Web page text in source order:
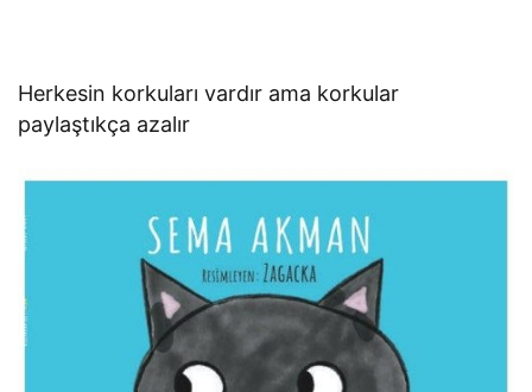
Herkesin korkuları vardır ama korkular
paylaştıkça azalır